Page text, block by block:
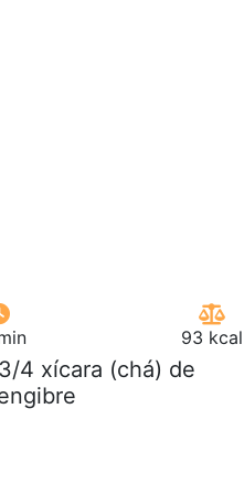
93 kcal
4 xícara (chá) de